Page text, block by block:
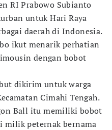
RI Prabowo Subianto
untuk Hari Raya
daerah di Indonesia.
ikut menarik perhatian
dengan bobot
dikirim untuk warga
Cimahi Tengah.
Ball itu memiliki bobot
milik peternak bernama